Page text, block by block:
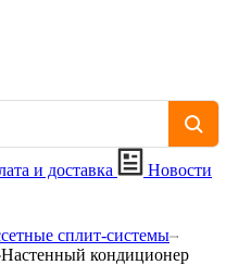
и доставка
Новости
сплит-системы
Настенный кондиционер